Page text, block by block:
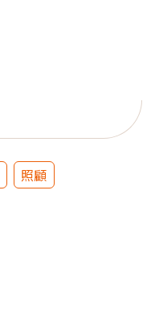
照顧